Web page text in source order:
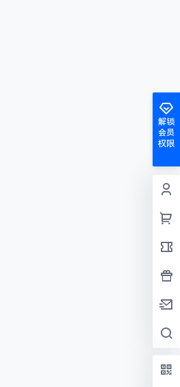
解锁
会员
权限